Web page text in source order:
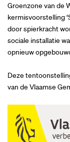
Groenzone van de
kermisvoorstelling
door spierkracht
sociale installatie
opnieuw
Deze
van de Vlaamse